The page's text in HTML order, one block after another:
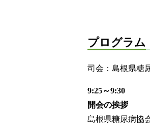
プログラム
司会：島根県
9:25～9:30
開会の挨拶
島根県糖尿病